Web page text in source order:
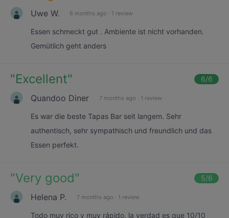
Uwe W. 6 months ago · 1 review
Essen schmeckt gut . Ambiente ist nicht vorhanden.
Gemütlich geht anders
"Excellent" 6/6
Quandoo Diner 7 months ago · 1 review
Es war die beste Tapas Bar seit langem. Sehr
authentisch, sehr sympathisch und freundlich und das
Essen perfekt.
"Very good" 5/6
Helena P. 7 months ago · 1 review
Todo muy rico y muy rápido, la verdad es que 10/10